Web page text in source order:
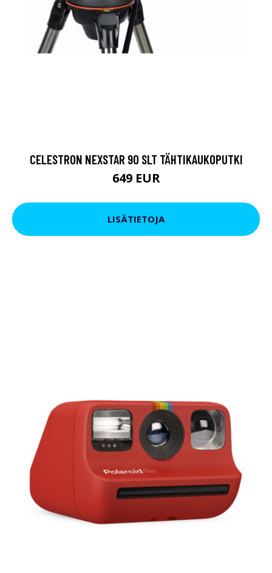
CELESTRON NEXSTAR 90 SLT TÄHTIKAUKOPUTKI
649 EUR
LISÄTIETOJA